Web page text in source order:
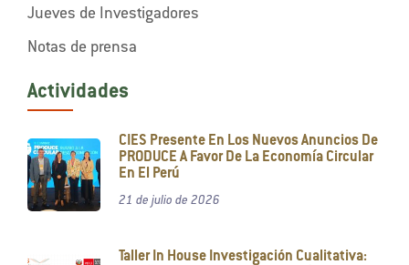
Jueves de Investigadores
Notas de prensa
Actividades
CIES Presente En Los Nuevos Anuncios De
PRODUCE A Favor De La Economía Circular
En El Perú
21 de julio de 2026
Taller In House Investigación Cualitativa: